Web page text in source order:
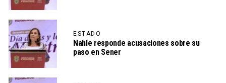
ESTADO
Nahle responde acusaciones sobre su
paso en Sener